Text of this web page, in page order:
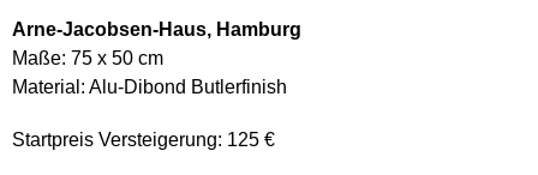
Arne-Jacobsen-Haus, Hamburg
Maße: 75 x 50 cm
Material: Alu-Dibond Butlerfinish
Startpreis Versteigerung: 125 €